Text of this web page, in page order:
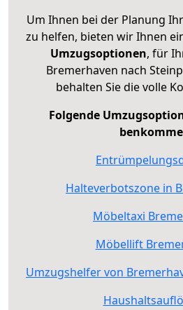
Um Ihnen bei der Planung
zu helfen, bieten wir Ihnen
Umzugsoptionen, für
Bremerhaven nach
behalten Sie die volle
Folgende
Halteverbotszone in
Möbeltaxi
Möbellift
Umzugshelfer von